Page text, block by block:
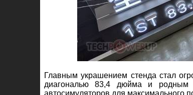
Главным украшением стенда стал
диагональю 83,4 дюйма и родным
автосимуляторов для максимального